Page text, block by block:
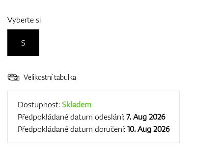
Vyberte si
S
Velikostní tabulka
Dostupnost:Skladem
Předpokládané datum odeslání:7. Aug 2026
Předpokládané datum doručení:10. Aug 2026